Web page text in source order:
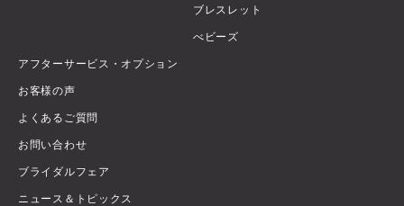
ブレスレット
べビーズ
アフターサービス・オプション
お客様の声
よくあるご質問
お問い合わせ
ブライダルフェア
ニュース＆トピックス